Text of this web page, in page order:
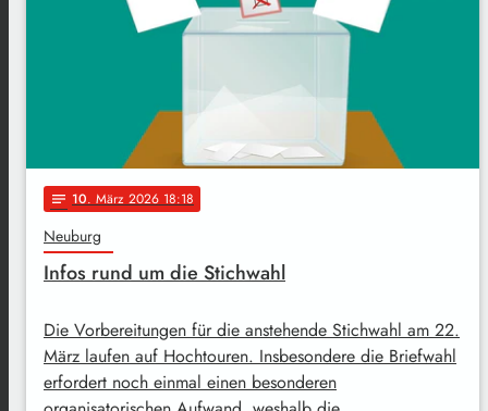
notes 10. März 2026 18:18
Neuburg
Infos rund um die Stichwahl
Die Vorbereitungen für die anstehende Stichwahl am 22.
März laufen auf Hochtouren. Insbesondere die Briefwahl
erfordert noch einmal einen besonderen